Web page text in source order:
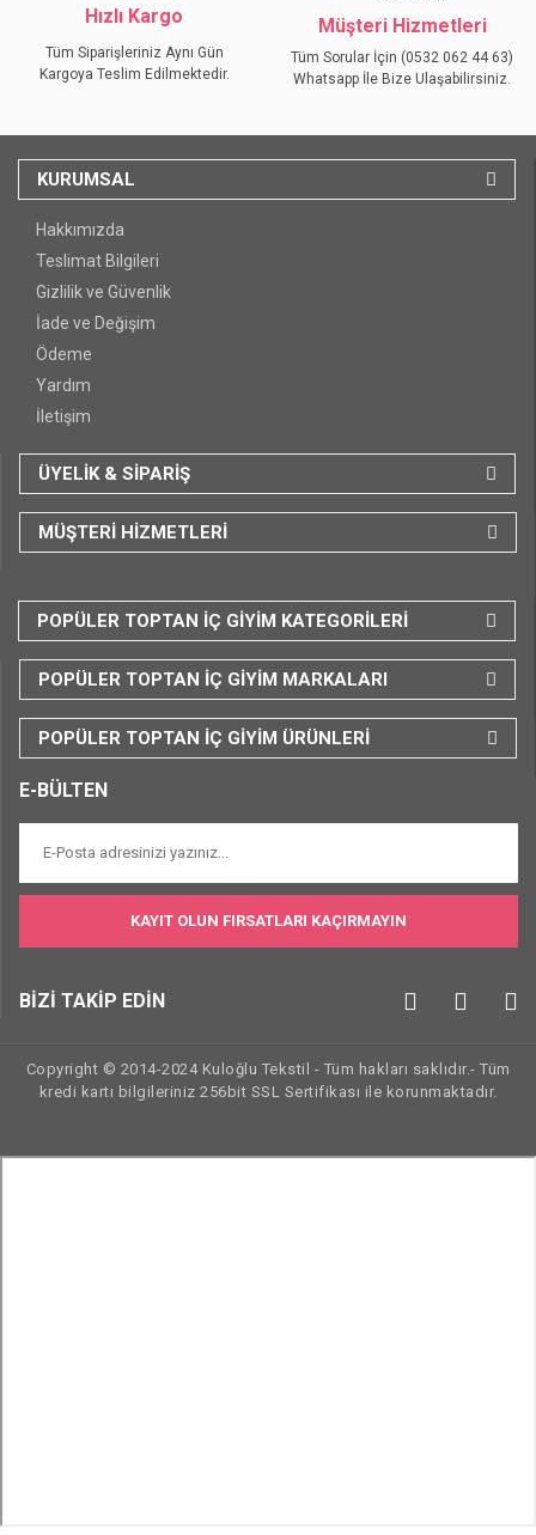
Hızlı Kargo
Tüm Siparişleriniz Aynı Gün
Kargoya Teslim Edilmektedir.
Müşteri Hizmetleri
Tüm Sorular İçin (0532 062 44 63)
Whatsapp İle Bize Ulaşabilirsiniz.
KURUMSAL
Hakkımızda
Teslimat Bilgileri
Gizlilik ve Güvenlik
İade ve Değişim
Ödeme
Yardım
İletişim
ÜYELİK & SİPARİŞ
MÜŞTERİ HİZMETLERİ
POPÜLER TOPTAN İÇ GİYİM KATEGORİLERİ
POPÜLER TOPTAN İÇ GİYİM MARKALARI
POPÜLER TOPTAN İÇ GİYİM ÜRÜNLERİ
E-BÜLTEN
KAYIT OLUN FIRSATLARI KAÇIRMAYIN
BİZİ TAKİP EDİN
Copyright © 2014-2024 Kuloğlu Tekstil - Tüm hakları saklıdır.- Tüm
kredi kartı bilgileriniz 256bit SSL Sertifikası ile korunmaktadır.